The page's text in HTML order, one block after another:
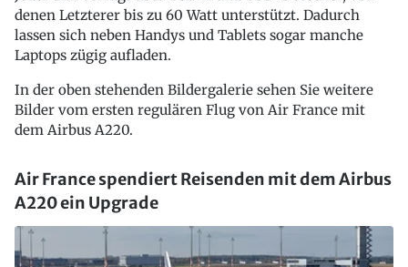
denen Letzterer bis zu 60 Watt unterstützt. Dadurch
lassen sich neben Handys und Tablets sogar manche
Laptops zügig aufladen.
In der oben stehenden Bildergalerie sehen Sie weitere
Bilder vom ersten regulären Flug von Air France mit
dem Airbus A220.
Air France spendiert Reisenden mit dem Airbus
A220 ein Upgrade